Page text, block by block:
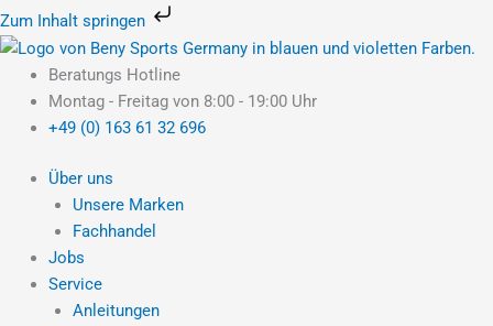
Zum Inhalt springen
Zum
Inhalt
springen
Beratungs Hotline
Montag - Freitag von 8:00 - 19:00 Uhr
+49 (0) 163 61 32 696
Über uns
Unsere Marken
Fachhandel
Jobs
Service
Anleitungen